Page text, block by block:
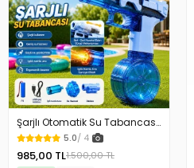
Şarjlı Otomatik Su Tabancası
Oyuncak Geniş Hazneli
5.0/ 4
985,00 TL1.500,00 TL